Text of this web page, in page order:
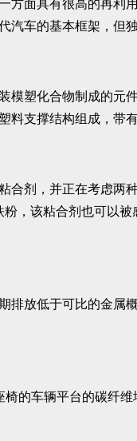
方面具有很高的再
车的基本框架，但
模塑化合物制成的
料支撑结构组成，带
合剂，并正在考虑两
，该粘合剂也可以
排放低于可比的金属
的车辆平台的碳纤维